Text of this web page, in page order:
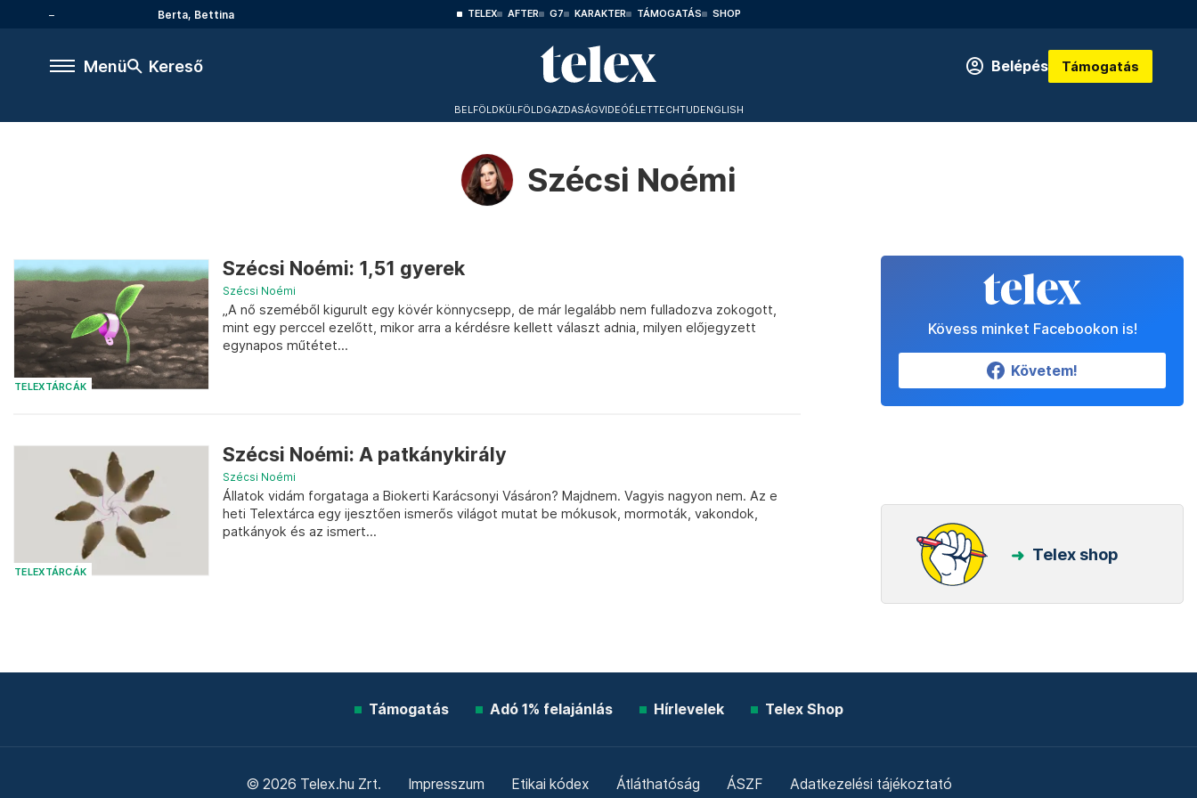
Berta, Bettina TELEX AFTER G7 KARAKTER TÁMOGATÁS SHOP
Menü Kereső Belépés Támogatás
BELFÖLDKÜLFÖLDGAZDASÁGVIDEÓÉLETTECHTUDENGLISH
Szécsi Noémi
TELEXTÁRCÁK
Szécsi Noémi: 1,51 gyerek
Szécsi Noémi
„A nő szeméből kigurult egy kövér könnycsepp, de már legalább nem fulladozva zokogott,
mint egy perccel ezelőtt, mikor arra a kérdésre kellett választ adnia, milyen előjegyzett
egynapos műtétet...
TELEXTÁRCÁK
Szécsi Noémi: A patkánykirály
Szécsi Noémi
Állatok vidám forgataga a Biokerti Karácsonyi Vásáron? Majdnem. Vagyis nagyon nem. Az e
heti Telextárca egy ijesztően ismerős világot mutat be mókusok, mormoták, vakondok,
patkányok és az ismert...
Kövess minket Facebookon is!
Követem!
Telex shop
Támogatás Adó 1% felajánlás Hírlevelek Telex Shop
© 2026 Telex.hu Zrt. Impresszum Etikai kódex Átláthatóság ÁSZF Adatkezelési tájékoztató